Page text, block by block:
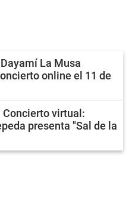
Dayamí La Musa
online el 11 de
Concierto virtual:
presenta "Sal de la